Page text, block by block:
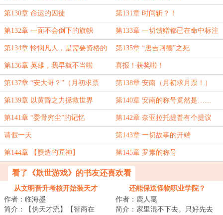
第130章 命运的囚徒 第131章 时间斩？！
第132章 一面不会倒下的旗帜 第133章 一切馈赠都已在命中标注
好了价格
第134章 怜悯凡人，是需要资格的 第135章 “唐吉诃德”之死
第136章 英雄，我早就不当啦 喜报！获奖啦！
第137章 “安大哥？”（月初求票
喵！）
第138章 安南（月初求月票！）
第139章 以黄昏之力拯救世界 第140章 安南的称号竟然是……
第141章 “委骨穷尘”的记忆 第142章 奈亚拉托提普有个提议
请假一天 第143章 一切故事的开端
第144章 【赝造的匠神】 第145章 罗素的称号
看了《欺世游戏》的书友还喜欢看
从文明晋升考核开始装天才
作者：临海墨
简介：【伪天才流】【智商在
还能保送怪物职业学院？
作者：鹿人戛
简介：家里混不下去。只好先去